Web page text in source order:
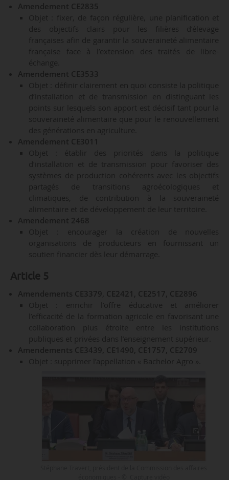
Amendement CE2835
Objet : fixer, de façon régulière, une planification et
des objectifs clairs pour les filières d’élevage
françaises afin de garantir la souveraineté alimentaire
française face à l’extension des traités de libre-
échange.
Amendement CE3533
Objet : définir clairement en quoi consiste la politique
d’installation et de transmission en distinguant les
points sur lesquels son apport est décisif tant pour la
souveraineté alimentaire que pour le renouvellement
des générations en agriculture.
Amendement CE3011
Objet : établir des priorités dans la politique
d’installation et de transmission pour favoriser des
systèmes de production cohérents avec les objectifs
partagés de transitions agroécologiques et
climatiques, de contribution à la souveraineté
alimentaire et de développement de leur territoire.
Amendement 2468
Objet : encourager la création de nouvelles
organisations de producteurs en fournissant un
soutien financier dès leur démarrage.
Article 5
Amendements CE3379, CE2421, CE2517, CE2896
Objet : enrichir l’offre éducative et améliorer
l’efficacité de la formation agricole en favorisant une
collaboration plus étroite entre les institutions
publiques et privées dans l’enseignement supérieur.
Amendements CE3439, CE1490, CE1757, CE2709
Objet : supprimer l’appellation « Bachelor Agro ».